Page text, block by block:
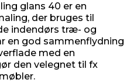
glans 40 er en
der bruges til
indendørs træ- og
en god sammenflydning
med en
den velegnet til fx